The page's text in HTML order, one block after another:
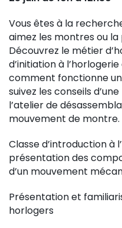
Vous êtes à la
aimez les montres ou
Découvrez le métier
d’initiation à
comment fonctionne
suivez les conseils
l’atelier de
mouvement de montre.
Classe d’introduction à
présentation des
d’un mouvement
Présentation et
horlogers